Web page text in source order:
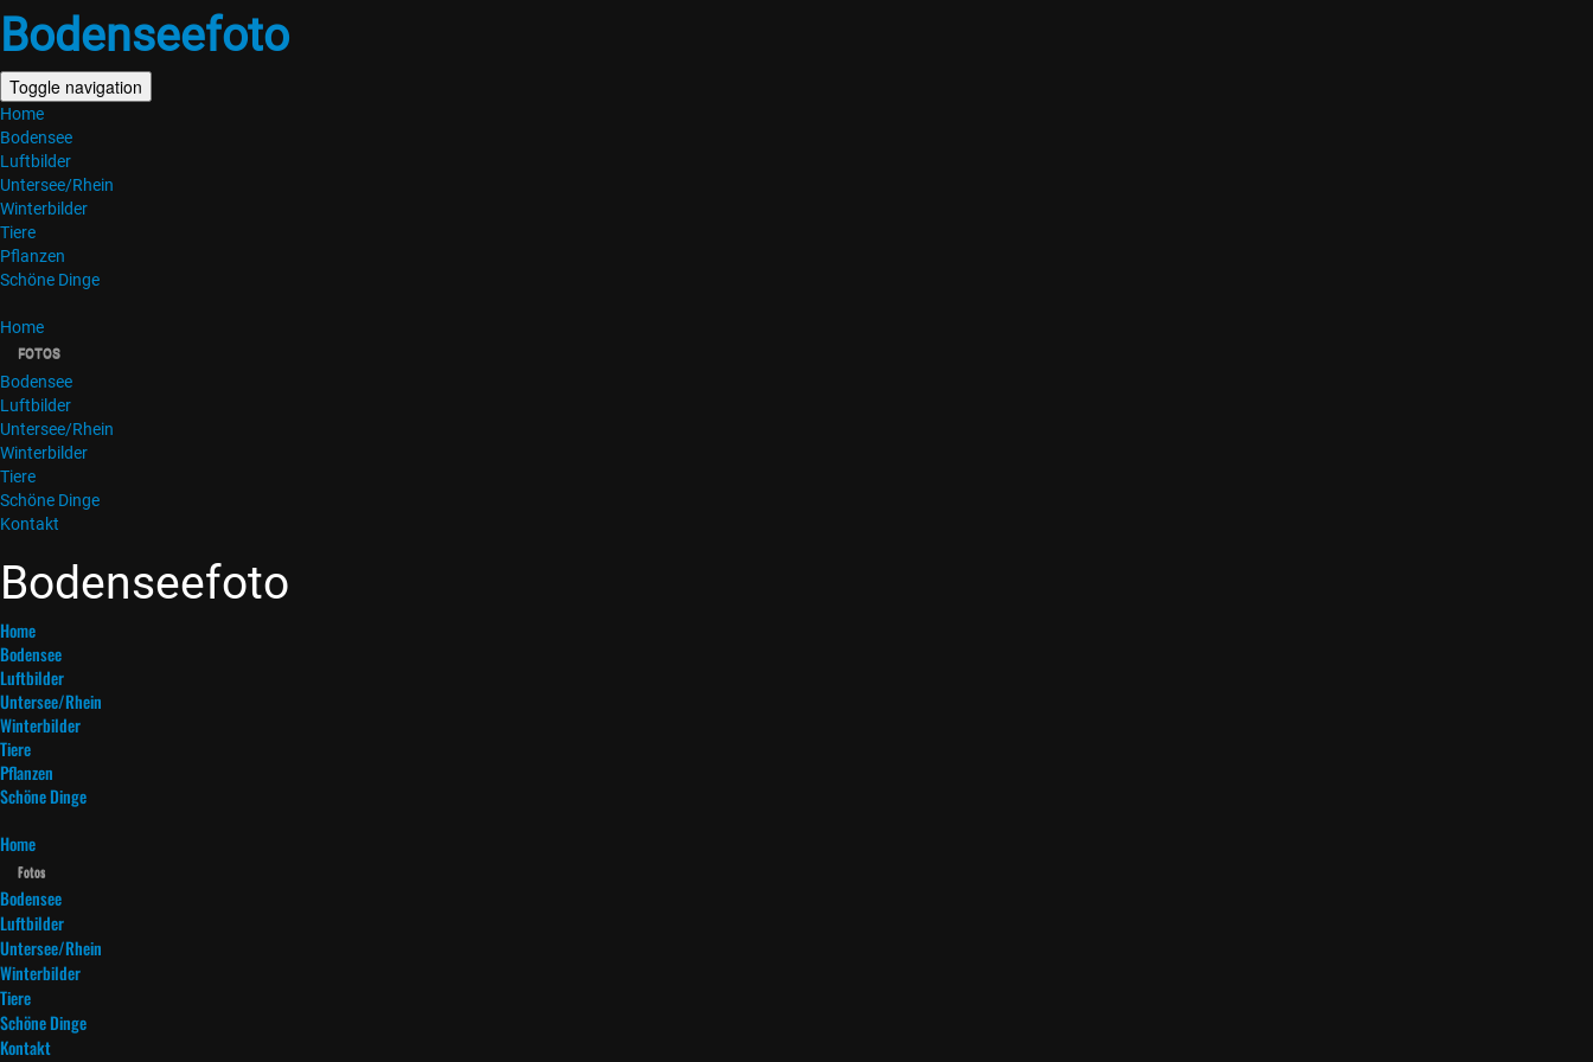
Bodenseefoto
Toggle navigation
Home
Bodensee
Luftbilder
Untersee/Rhein
Winterbilder
Tiere
Pflanzen
Schöne Dinge
Home
FOTOS
Bodensee
Luftbilder
Untersee/Rhein
Winterbilder
Tiere
Schöne Dinge
Kontakt
Bodenseefoto
Home
Bodensee
Luftbilder
Untersee/Rhein
Winterbilder
Tiere
Pflanzen
Schöne Dinge
Home
Fotos
Bodensee
Luftbilder
Untersee/Rhein
Winterbilder
Tiere
Schöne Dinge
Kontakt